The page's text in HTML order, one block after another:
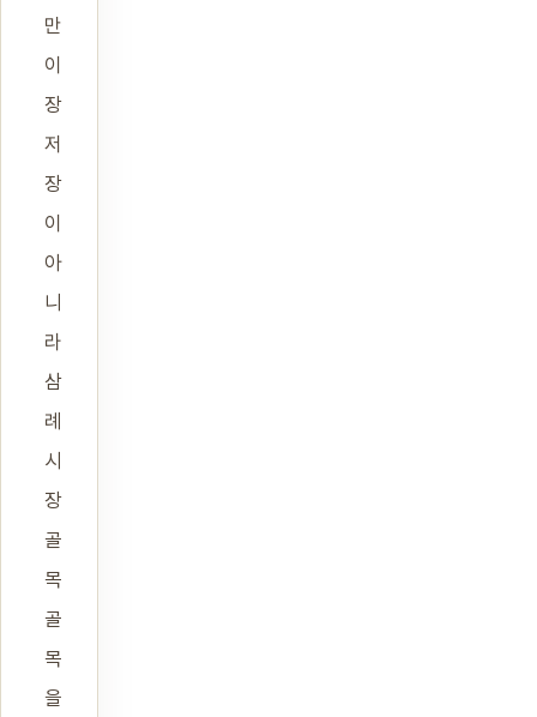
만
이
장
저
장
이
아
니
라
삼
례
시
장
골
목
골
목
을